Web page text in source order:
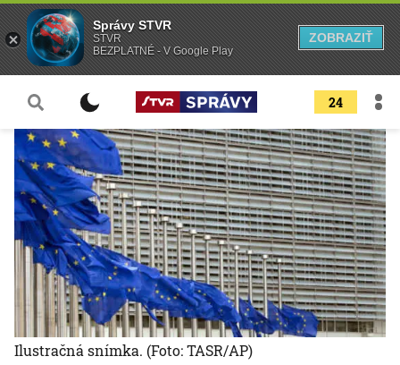
24
Ilustračná snímka. (Foto: TASR/AP)
Správy STVR
STVR
BEZPLATNÉ - V Google Play
ZOBRAZIŤ